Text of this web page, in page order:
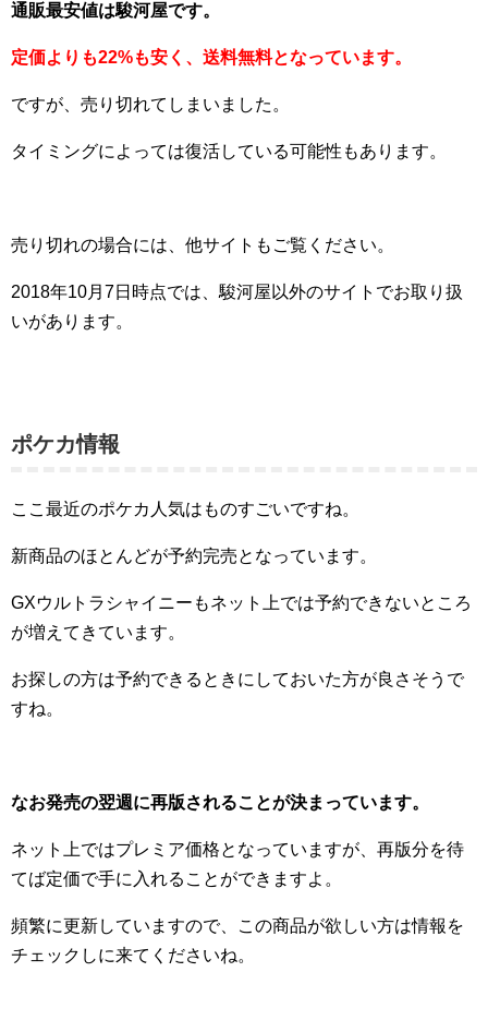
通販最安値は駿河屋です。
定価よりも22%も安く、送料無料となっています。
ですが、売り切れてしまいました。
タイミングによっては復活している可能性もあります。
売り切れの場合には、他サイトもご覧ください。
2018年10月7日時点では、駿河屋以外のサイトでお取り扱
いがあります。
ポケカ情報
ここ最近のポケカ人気はものすごいですね。
新商品のほとんどが予約完売となっています。
GXウルトラシャイニーもネット上では予約できないところ
が増えてきています。
お探しの方は予約できるときにしておいた方が良さそうで
すね。
なお発売の翌週に再版されることが決まっています。
ネット上ではプレミア価格となっていますが、再版分を待
てば定価で手に入れることができますよ。
頻繁に更新していますので、この商品が欲しい方は情報を
チェックしに来てくださいね。